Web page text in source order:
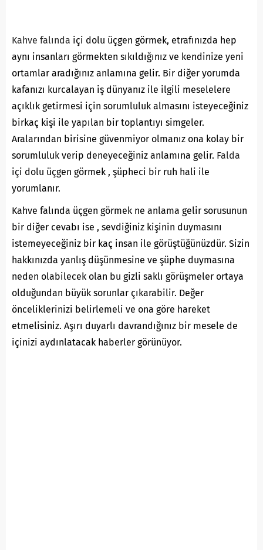
Kahve falında içi dolu üçgen görmek, etrafınızda hep
aynı insanları görmekten sıkıldığınız ve kendinize yeni
ortamlar aradığınız anlamına gelir. Bir diğer yorumda
kafanızı kurcalayan iş dünyanız ile ilgili meselelere
açıklık getirmesi için sorumluluk almasını isteyeceğiniz
birkaç kişi ile yapılan bir toplantıyı simgeler.
Aralarından birisine güvenmiyor olmanız ona kolay bir
sorumluluk verip deneyeceğiniz anlamına gelir. Falda
içi dolu üçgen görmek , şüpheci bir ruh hali ile
yorumlanır.
Kahve falında üçgen görmek ne anlama gelir sorusunun
bir diğer cevabı ise , sevdiğiniz kişinin duymasını
istemeyeceğiniz bir kaç insan ile görüştüğünüzdür. Sizin
hakkınızda yanlış düşünmesine ve şüphe duymasına
neden olabilecek olan bu gizli saklı görüşmeler ortaya
olduğundan büyük sorunlar çıkarabilir. Değer
önceliklerinizi belirlemeli ve ona göre hareket
etmelisiniz. Aşırı duyarlı davrandığınız bir mesele de
içinizi aydınlatacak haberler görünüyor.